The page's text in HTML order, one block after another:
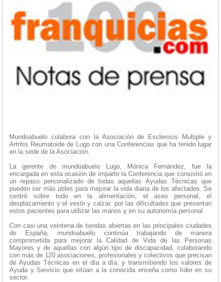
Mundoabuelo colabora con la Asociación de Esclerosis Multiple y
Artritis Reumatoide de Lugo con una Conferencias que ha tenido lugar
en la sede de la Asociación.
La gerente de mundoabuelo Lugo, Mónica Fernández, fue la
encargada en esta ocasión de impartir la Conferencia que consistió en
un repaso personalizado de todas aquellas Ayudas Técnicas que
pueden ser más útiles para mejorar la vida diaria de los afectados. Se
centró sobre todo en la alimentación, el aseo personal, el
desplazamiento y el vestir y calzar, por las dificultades que presentan
estos pacientes para utilizar las manos y en su autonomía personal.
Con casi una veintena de tiendas abiertas en las principales ciudades
de España, mundoabuelo continúa trabajando de manera
comprometida para mejorar la Calidad de Vida de las Personas
Mayores y de aquellas con algún tipo de discapacidad, colaborando
con más de 120 asociaciones, profesionales y colectivos que precisan
de Ayudas Técnicas en el día a día, y transmitiendo los valores de
Ayuda y Servicio que sitúan a la conocida enseña como líder en su
sector.